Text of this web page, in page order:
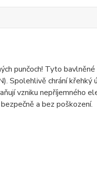
punčoch! Tyto
Spolehlivě chrání
vzniku nepříjemného
a bez poškození.